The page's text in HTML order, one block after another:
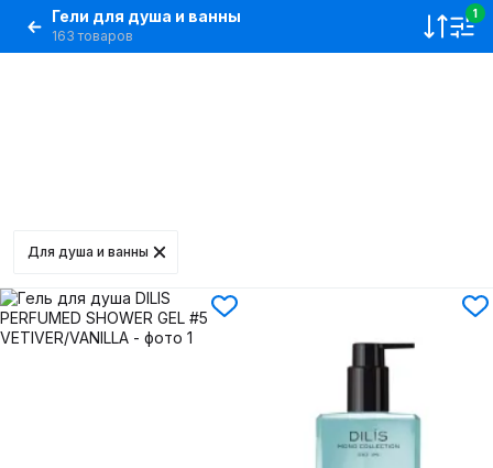
Гели для душа и ванны
163 товаров
1
Для душа и ванны